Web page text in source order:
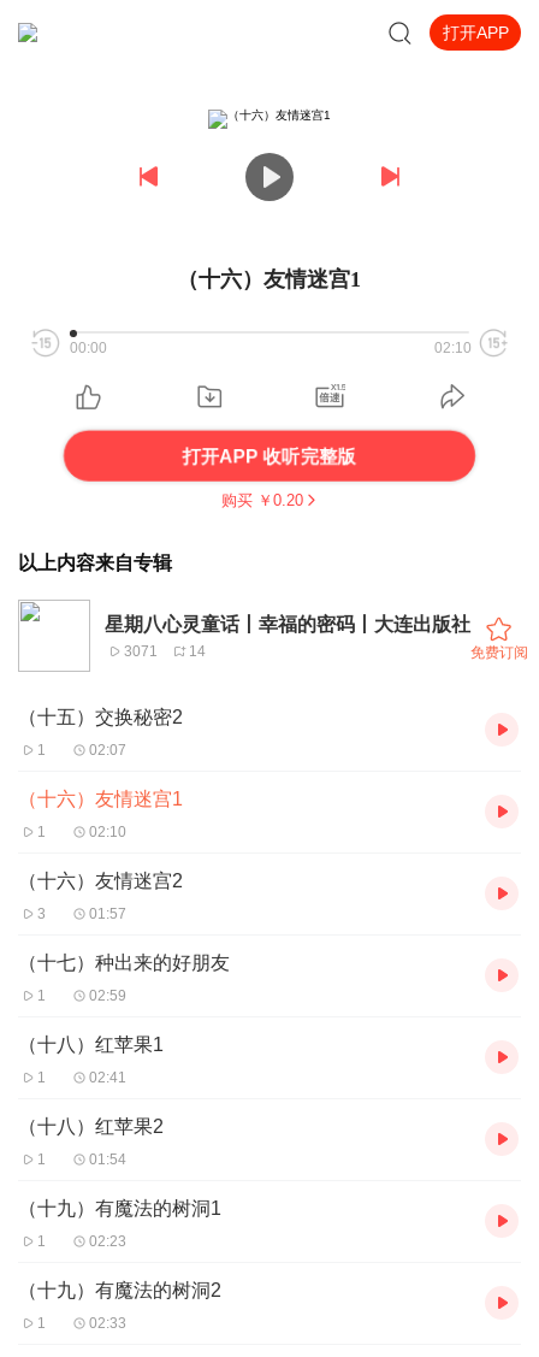
打开APP
（十六）友情迷宫1
00:00 02:10
打开APP 收听完整版
购买 ￥ 0.20
以上内容来自专辑
星期八心灵童话丨幸福的密码丨大连出版社
3071 14 免费订阅
（十五）交换秘密2
1 02:07
（十六）友情迷宫1
1 02:10
（十六）友情迷宫2
3 01:57
（十七）种出来的好朋友
1 02:59
（十八）红苹果1
1 02:41
（十八）红苹果2
1 01:54
（十九）有魔法的树洞1
1 02:23
（十九）有魔法的树洞2
1 02:33